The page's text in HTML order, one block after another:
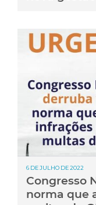
6 DE JULHO DE 2022
Congresso
norma que